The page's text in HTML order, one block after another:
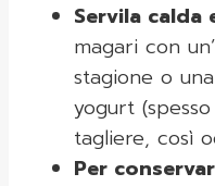
Servila
magari con
stagione o
yogurt
tagliere, così
Per